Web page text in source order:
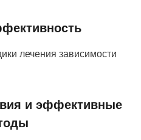
лечения зависимости
и эффективные